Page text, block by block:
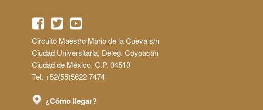
Circuito Maestro Mario de la Cueva s/n
Ciudad Universitaria, Deleg. Coyoacán
Ciudad de México, C.P. 04510
Tel. +52(55)5622 7474
¿Cómo llegar?